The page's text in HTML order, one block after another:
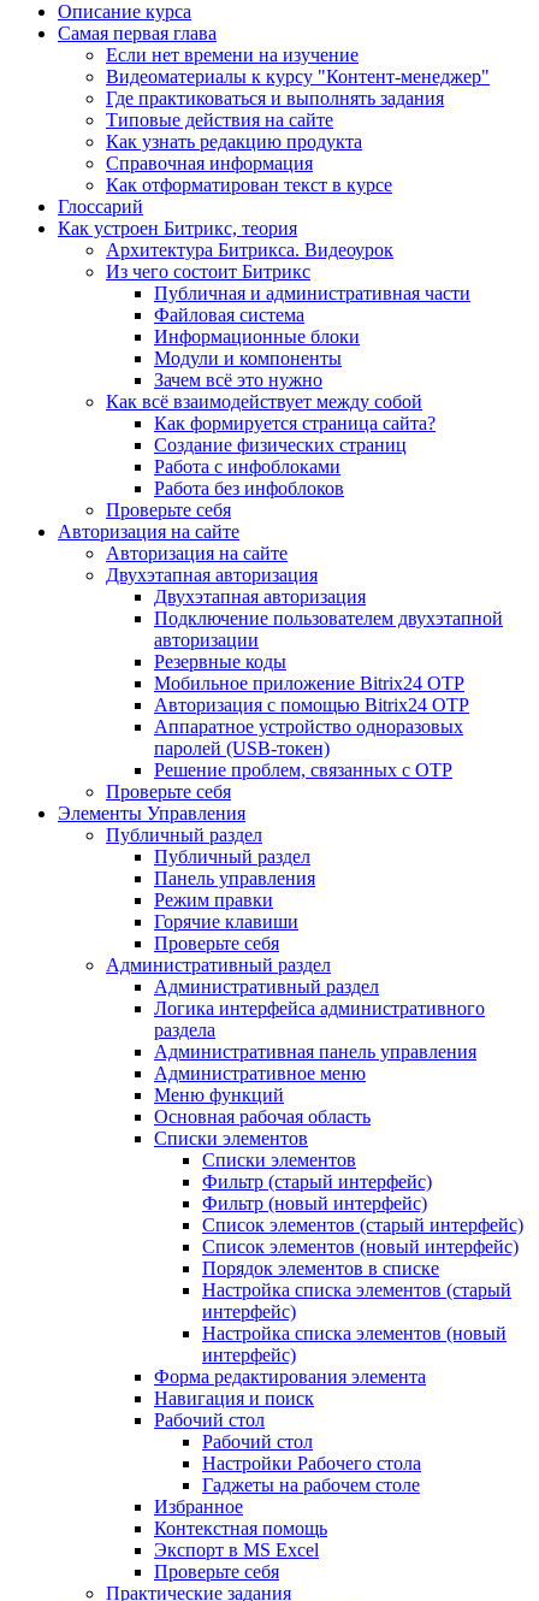
Описание курса
Самая первая глава
Если нет времени на изучение
Видеоматериалы к курсу "Контент-менеджер"
Где практиковаться и выполнять задания
Типовые действия на сайте
Как узнать редакцию продукта
Справочная информация
Как отформатирован текст в курсе
Глоссарий
Как устроен Битрикс, теория
Архитектура Битрикса. Видеоурок
Из чего состоит Битрикс
Публичная и административная части
Файловая система
Информационные блоки
Модули и компоненты
Зачем всё это нужно
Как всё взаимодействует между собой
Как формируется страница сайта?
Создание физических страниц
Работа с инфоблоками
Работа без инфоблоков
Проверьте себя
Авторизация на сайте
Авторизация на сайте
Двухэтапная авторизация
Двухэтапная авторизация
Подключение пользователем двухэтапной
авторизации
Резервные коды
Мобильное приложение Bitrix24 OTP
Авторизация с помощью Bitrix24 OTP
Аппаратное устройство одноразовых
паролей (USB-токен)
Решение проблем, связанных с OTP
Проверьте себя
Элементы Управления
Публичный раздел
Публичный раздел
Панель управления
Режим правки
Горячие клавиши
Проверьте себя
Административный раздел
Административный раздел
Логика интерфейса административного
раздела
Административная панель управления
Административное меню
Меню функций
Основная рабочая область
Списки элементов
Списки элементов
Фильтр (старый интерфейс)
Фильтр (новый интерфейс)
Список элементов (старый интерфейс)
Список элементов (новый интерфейс)
Порядок элементов в списке
Настройка списка элементов (старый
интерфейс)
Настройка списка элементов (новый
интерфейс)
Форма редактирования элемента
Навигация и поиск
Рабочий стол
Рабочий стол
Настройки Рабочего стола
Гаджеты на рабочем столе
Избранное
Контекстная помощь
Экспорт в MS Excel
Проверьте себя
Практические задания